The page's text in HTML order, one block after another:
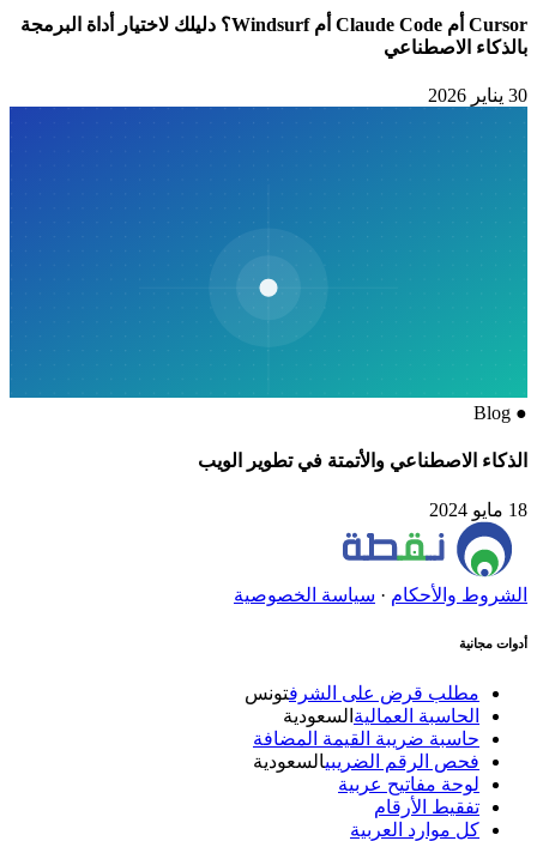
Cursor أم Claude Code أم Windsurf؟ دليلك لاختيار أداة البرمجة
بالذكاء الاصطناعي
30 يناير 2026
●
Blog
الذكاء الاصطناعي والأتمتة في تطوير الويب
18 مايو 2024
الشروط والأحكام· سياسة الخصوصية
أدوات مجانية
مطلب قرض على الشرف تونس
الحاسبة العماليةالسعودية
حاسبة ضريبة القيمة المضافة
فحص الرقم الضريبيالسعودية
لوحة مفاتيح عربية
تفقيط الأرقام
كل موارد العربية